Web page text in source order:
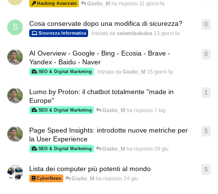
Hacking Avanzato Giulio_M ha risposto 11 giorni fa
S Cosa conservate dopo una modifica di sicurezza?
Sicurezza Informatica Iniziata daselamibababa 13 giorni fa
0
AI Overview - Google - Bing - Ecosia - Brave -
Yandex - Baidu - Naver
SEO & Digital Marketing Iniziata daGiulio_M 15 giorni fa
0
Lumo by Proton: il chatbot totalmente "made in
Europe"
SEO & Digital Marketing Giulio_M ha risposto7 lug
1
Page Speed Insights: introdotte nuove metriche per
la User Experience
SEO & Digital Marketing Giulio_M ha risposto 29 giu
5
Lista dei computer più potenti al mondo
CyberNews Giulio_M ha risposto 24 giu
5